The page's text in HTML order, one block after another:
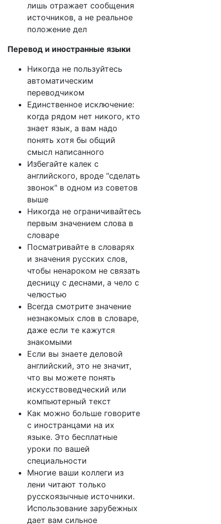
лишь отражает сообщения
источников, а не реальное
положение дел
Перевод и иностранные языки
Никогда не пользуйтесь
автоматическим
переводчиком
Единственное исключение:
когда рядом нет никого, кто
знает язык, а вам надо
понять хотя бы общий
смысл написанного
Избегайте калек с
английского, вроде "сделать
звонок" в одном из советов
выше
Никогда не ограничивайтесь
первым значением слова в
словаре
Посматривайте в словарях
и значения русских слов,
чтобы ненароком не связать
десницу с деснами, а чело с
челюстью
Всегда смотрите значение
незнакомых слов в словаре,
даже если те кажутся
знакомыми
Если вы знаете деловой
английский, это не значит,
что вы можете понять
искусствоведческий или
компьютерный текст
Как можно больше говорите
с иностранцами на их
языке. Это бесплатные
уроки по вашей
специальности
Многие ваши коллеги из
лени читают только
русскоязычные источники.
Использование зарубежных
дает вам сильное